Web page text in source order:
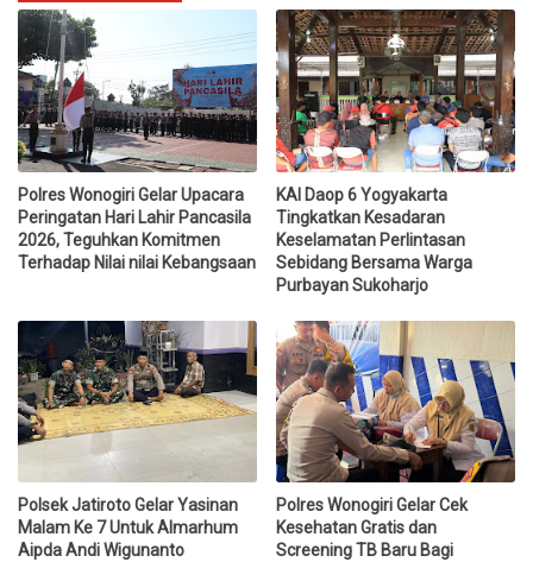
Polres Wonogiri Gelar Upacara
Peringatan Hari Lahir Pancasila
2026, Teguhkan Komitmen
Terhadap Nilai nilai Kebangsaan
KAI Daop 6 Yogyakarta
Tingkatkan Kesadaran
Keselamatan Perlintasan
Sebidang Bersama Warga
Purbayan Sukoharjo
Polsek Jatiroto Gelar Yasinan
Malam Ke 7 Untuk Almarhum
Aipda Andi Wigunanto
Polres Wonogiri Gelar Cek
Kesehatan Gratis dan
Screening TB Baru Bagi